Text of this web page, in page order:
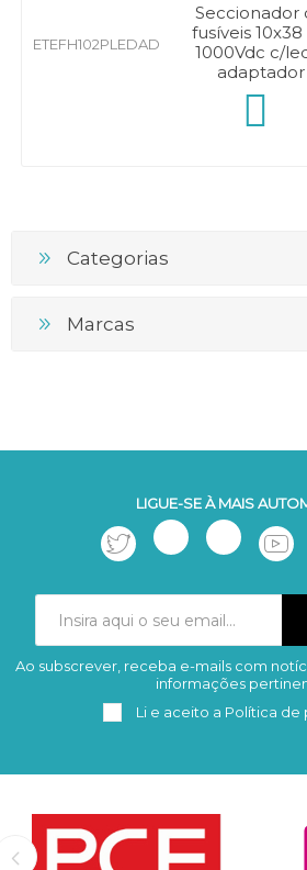
ETEFH102PLEDAD
Seccionador
fusíveis 10x38
1000Vdc c/
adaptador
Categorias
Marcas
LIGUE-SE À MAIS
Subscrever
Ao subscrever, receba e-mails com
informações
Li e aceito a Política de